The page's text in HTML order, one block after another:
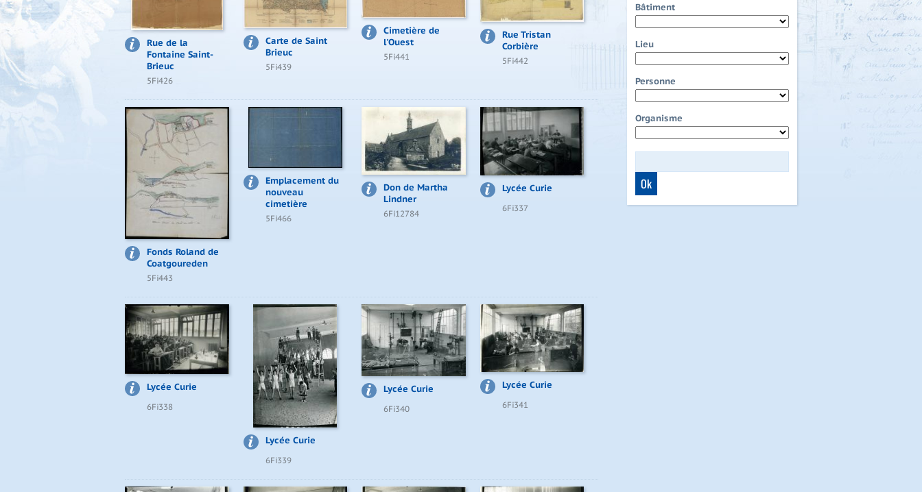
Rue de la
Fontaine Saint-
Brieuc
5Fi426
Carte de Saint
Brieuc
5Fi439
Cimetière de
l'Ouest
5Fi441
Rue Tristan
Corbière
5Fi442
Fonds Roland de
Coatgoureden
5Fi443
Emplacement du
nouveau
cimetière
5Fi466
Don de Martha
Lindner
6Fi12784
Lycée Curie
6Fi337
Lycée Curie
6Fi338
Lycée Curie
6Fi339
Lycée Curie
6Fi340
Lycée Curie
6Fi341
Bâtiment
Lieu
Personne
Organisme